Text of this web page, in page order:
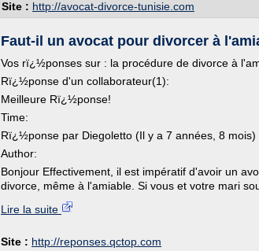
Site : http://avocat-divorce-tunisie.com
Faut-il un avocat pour divorcer à
Vos rï¿½ponses sur : la procédure de divorce à
Rï¿½ponse d'un collaborateur(1):
Meilleure Rï¿½ponse!
Time:
Rï¿½ponse par Diegoletto (Il y a 7 années, 8 mois)
Author:
Bonjour Effectivement, il est impératif d'avoir un
divorce, même à l'amiable. Si vous et votre mari
Lire la suite
Site : http://reponses.qctop.com